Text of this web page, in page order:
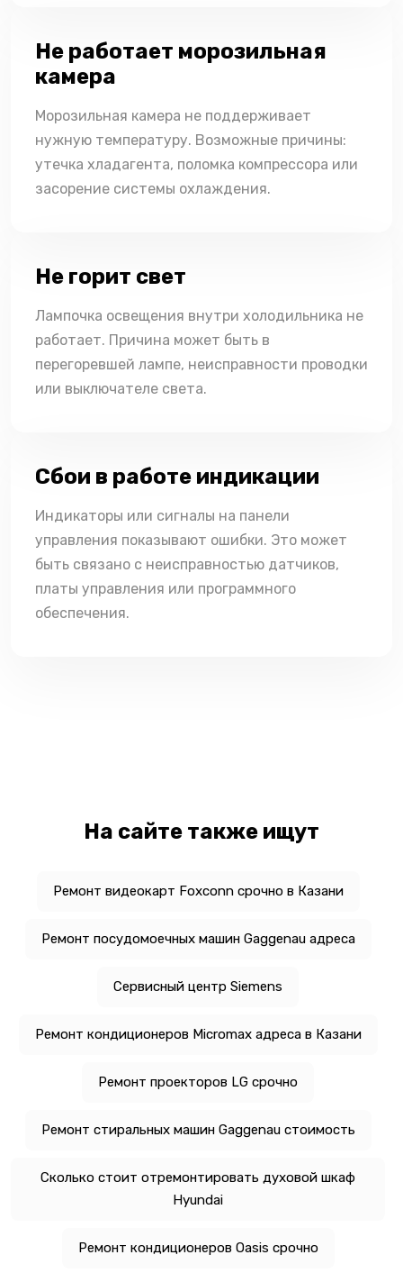
Не работает морозильная
камера
Морозильная камера не поддерживает
нужную температуру. Возможные причины:
утечка хладагента, поломка компрессора или
засорение системы охлаждения.
Не горит свет
Лампочка освещения внутри холодильника не
работает. Причина может быть в
перегоревшей лампе, неисправности проводки
или выключателе света.
Сбои в работе индикации
Индикаторы или сигналы на панели
управления показывают ошибки. Это может
быть связано с неисправностью датчиков,
платы управления или программного
обеспечения.
На сайте также ищут
Ремонт видеокарт Foxconn срочно в Казани
Ремонт посудомоечных машин Gaggenau адреса
Сервисный центр Siemens
Ремонт кондиционеров Micromax адреса в Казани
Ремонт проекторов LG срочно
Ремонт стиральных машин Gaggenau стоимость
Сколько стоит отремонтировать духовой шкаф
Hyundai
Ремонт кондиционеров Oasis срочно